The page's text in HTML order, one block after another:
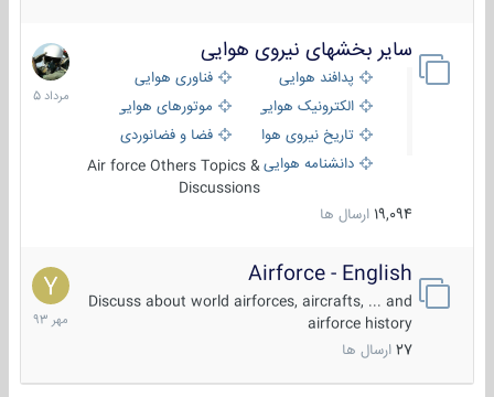
سایر بخشهای نیروی هوایی
پدافند هوایی
فناوری هوایی
الکترونیک هوایی
موتورهای هوایی
تاریخ نیروی هوایی
فضا و فضانوردی
دانشنامه هواییAir force Others Topics &
Discussions
19,094 ارسال ها
2
مرداد
1405
Airforce - English
Discuss about world airforces, aircrafts, ... and
airforce history
27 ارسال ها
15
مهر
1393